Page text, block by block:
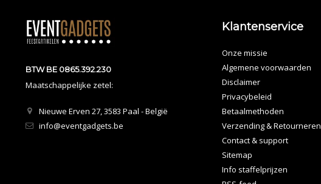
BTW BE 0865.392.230
Maatschappelijke zetel:
Nieuwe Erven 27, 3583 Paal - België
info@eventgadgets.be
Klantenservice
Onze missie
Algemene voorwaarden
Disclaimer
Privacybeleid
Betaalmethoden
Verzending & Retourneren
Contact & support
Sitemap
Info staffelprijzen